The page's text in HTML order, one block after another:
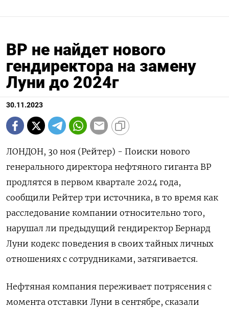
BP не найдет нового
гендиректора на замену
Луни до 2024г
30.11.2023
ЛОНДОН, 30 ноя (Рейтер) - Поиски нового
генерального директора нефтяного гиганта BP
продлятся в первом квартале 2024 года,
сообщили Рейтер три источника, в то время как
расследование компании относительно того,
нарушал ли предыдущий гендиректор Бернард
Луни кодекс поведения в своих тайных личных
отношениях с сотрудниками, затягивается.
Нефтяная компания переживает потрясения с
момента отставки Луни в сентябре, сказали